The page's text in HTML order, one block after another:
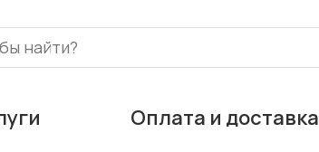
Оплата и доставка